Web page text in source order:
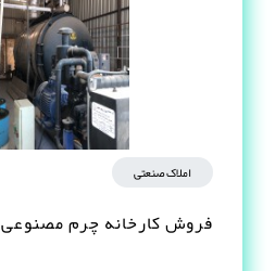
املاک صنعتی
فروش کارخانه چرم مصنوعى PVC در شیراز